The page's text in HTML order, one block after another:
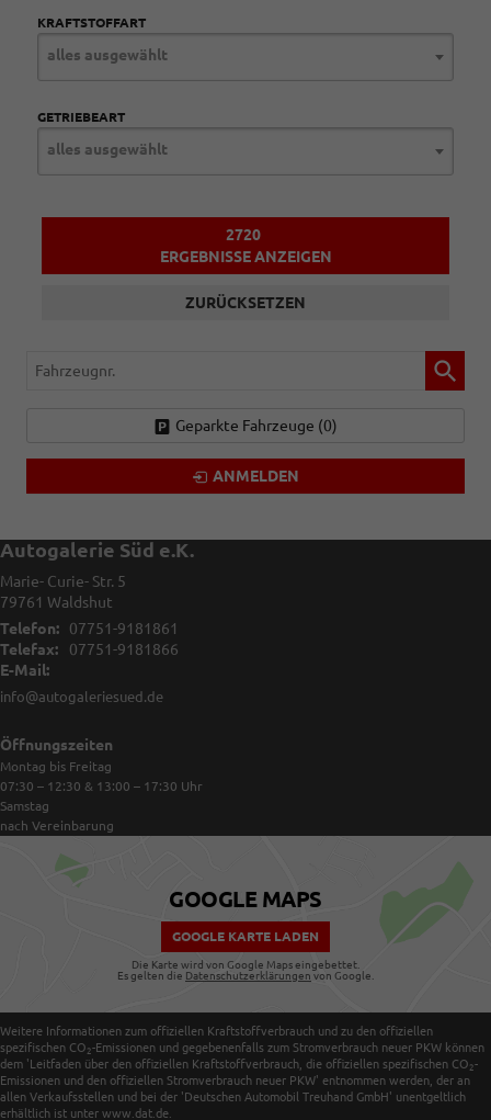
KRAFTSTOFFART
alles ausgewählt
GETRIEBEART
alles ausgewählt
2720
ERGEBNISSE ANZEIGEN
ZURÜCKSETZEN
Fahrzeugnr.
Geparkte Fahrzeuge (0)
ANMELDEN
Autogalerie Süd e.K.
Marie- Curie- Str. 5
79761 Waldshut
Telefon:
07751-9181861
Telefax:
07751-9181866
E-Mail:
info@autogaleriesued.de
Öffnungszeiten
Montag bis Freitag
07:30 – 12:30 & 13:00 – 17:30 Uhr
Samstag
nach Vereinbarung
GOOGLE MAPS
GOOGLE KARTE LADEN
Die Karte wird von Google Maps eingebettet.
Es gelten die Datenschutzerklärungen von Google.
Weitere Informationen zum offiziellen Kraftstoffverbrauch und zu den offiziellen
spezifischen CO 2-Emissionen und gegebenenfalls zum Stromverbrauch neuer PKW können
dem 'Leitfaden über den offiziellen Kraftstoffverbrauch, die offiziellen spezifischen CO 2-
Emissionen und den offiziellen Stromverbrauch neuer PKW' entnommen werden, der an
allen Verkaufsstellen und bei der 'Deutschen Automobil Treuhand GmbH' unentgeltlich
erhältlich ist unter www.dat.de.